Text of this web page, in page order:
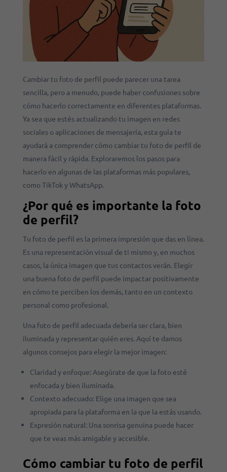
Cambiar tu foto de perfil puede parecer una tarea
sencilla, pero a menudo, puede haber confusiones sobre
cómo hacerlo correctamente en diferentes plataformas.
Ya sea que estés actualizando tu imagen en redes
sociales o aplicaciones de mensajería, esta guía te
ayudará a comprender cómo cambiar tu foto de perfil de
manera fácil y rápida. Exploraremos los pasos para
hacerlo en algunas de las plataformas más populares,
como TikTok y WhatsApp.
¿Por qué es importante la foto
de perfil?
Tu foto de perfil es la primera impresión que das en línea.
Es una representación visual de ti mismo y, en muchos
casos, la única imagen que tus contactos verán. Elegir
una buena foto de perfil puede impactar positivamente
en cómo te perciben los demás, tanto en un contexto
personal como profesional.
Una foto de perfil adecuada debería ser clara, bien
iluminada y representar quién eres. Aquí te damos
algunos consejos para elegir la mejor imagen:
Claridad y enfoque: Asegúrate de que la foto esté
enfocada y bien iluminada.
Contexto adecuado: Elige una imagen que sea
apropiada para la plataforma en la que la estás usando.
Expresión natural: Una sonrisa genuina puede hacer
que te veas más amigable y accesible.
Cómo cambiar tu foto de perfil